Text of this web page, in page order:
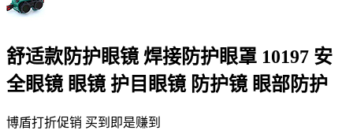
舒适款防护眼镜 焊接防护眼罩 10197 安
全眼镜 眼镜 护目眼镜 防护镜 眼部防护
博盾打折促销 买到即是赚到